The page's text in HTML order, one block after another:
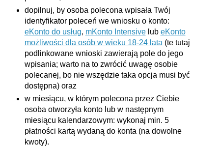
dopilnuj, by osoba polecona wpisała Twój
identyfikator poleceń we wniosku o konto:
eKonto do usług, mKonto Intensivelub eKonto
możliwości dla osób w wieku 18-24 lata (te tutaj
podlinkowane wnioski zawierają pole do jego
wpisania; warto na to zwrócić uwagę osobie
polecanej, bo nie wszędzie taka opcja musi być
dostępna) oraz
w miesiącu, w którym polecona przez Ciebie
osoba otworzyła konto lub w następnym
miesiącu kalendarzowym: wykonaj min. 5
płatności kartą wydaną do konta (na dowolne
kwoty).